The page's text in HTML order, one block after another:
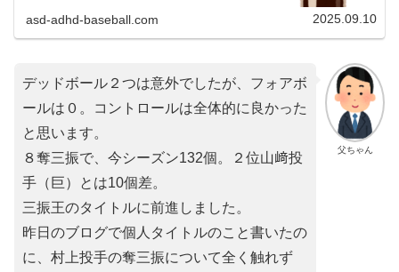
ーズ 6...
asd-adhd-baseball.com 2025.09.10
父ちゃん
デッドボール２つは意外でしたが、フォアボ
ールは０。コントロールは全体的に良かった
と思います。
８奪三振で、今シーズン132個。２位山﨑投
手（巨）とは10個差。
三振王のタイトルに前進しました。
昨日のブログで個人タイトルのこと書いたの
に、村上投手の奪三振について全く触れず